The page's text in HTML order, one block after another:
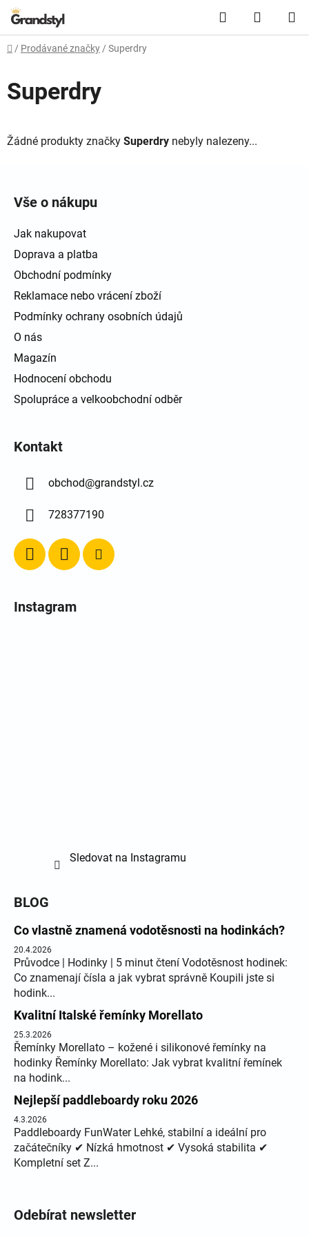
Přejít na obsah Hledat
Domů
/ Prodávané značky / Superdry
Superdry
Žádné produkty značky Superdry nebyly nalezeny...
Vše o nákupu
Jak nakupovat
Doprava a platba
Obchodní podmínky
Reklamace nebo vrácení zboží
Podmínky ochrany osobních údajů
O nás
Magazín
Hodnocení obchodu
Spolupráce a velkoobchodní odběr
Kontakt
obchod@grandstyl.cz
728377190
Instagram
Sledovat na Instagramu
BLOG
Co vlastně znamená vodotěsnosti na hodinkách?
20.4.2026
Průvodce | Hodinky | 5 minut čtení Vodotěsnost hodinek:
Co znamenají čísla a jak vybrat správně Koupili jste si
hodink...
Kvalitní Italské řemínky Morellato
25.3.2026
Řemínky Morellato – kožené i silikonové řemínky na
hodinky Řemínky Morellato: Jak vybrat kvalitní řemínek
na hodink...
Nejlepší paddleboardy roku 2026
4.3.2026
Paddleboardy FunWater Lehké, stabilní a ideální pro
začátečníky ✔ Nízká hmotnost ✔ Vysoká stabilita ✔
Kompletní set Z...
Odebírat newsletter